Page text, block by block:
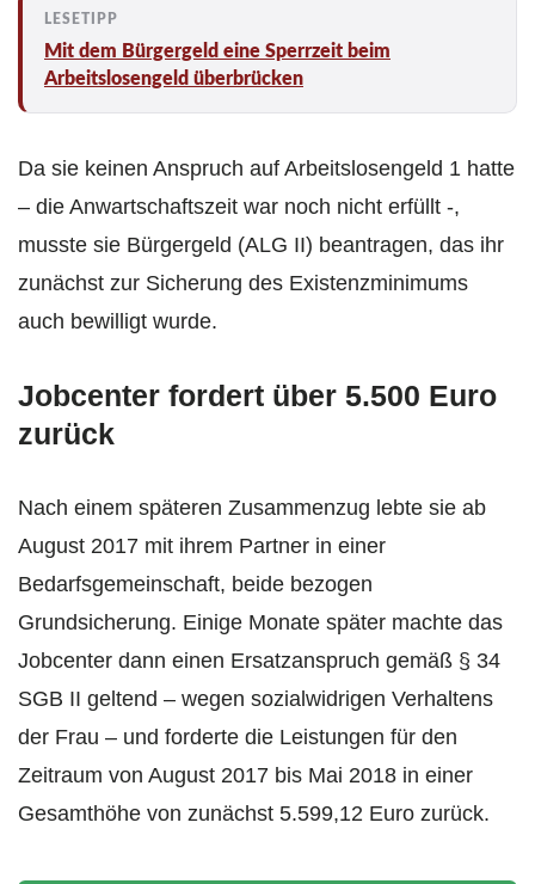
Mit dem Bürgergeld eine Sperrzeit beim
Arbeitslosengeld überbrücken
Da sie keinen Anspruch auf Arbeitslosengeld 1 hatte
– die Anwartschaftszeit war noch nicht erfüllt -,
musste sie Bürgergeld (ALG II) beantragen, das ihr
zunächst zur Sicherung des Existenzminimums
auch bewilligt wurde.
Jobcenter fordert über 5.500 Euro
zurück
Nach einem späteren Zusammenzug lebte sie ab
August 2017 mit ihrem Partner in einer
Bedarfsgemeinschaft, beide bezogen
Grundsicherung. Einige Monate später machte das
Jobcenter dann einen Ersatzanspruch gemäß § 34
SGB II geltend – wegen sozialwidrigen Verhaltens
der Frau – und forderte die Leistungen für den
Zeitraum von August 2017 bis Mai 2018 in einer
Gesamthöhe von zunächst 5.599,12 Euro zurück.